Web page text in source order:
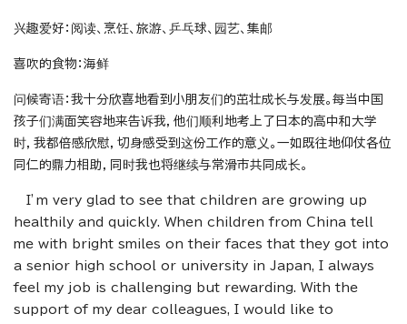
兴趣爱好：阅读、烹饪、旅游、乒乓球、园艺、集邮
喜吹的食物：海鲜
问候寄语：我十分欣喜地看到小朋友们的茁壮成长与发展。每当中国
孩子们满面笑容地来告诉我，他们顺利地考上了日本的高中和大学
时，我都倍感欣慰，切身感受到这份工作的意义。一如既往地仰仗各位
同仁的鼎力相助，同时我也将继续与常滑市共同成长。
I’m very glad to see that children are growing up
healthily and quickly. When children from China tell
me with bright smiles on their faces that they got into
a senior high school or university in Japan, I always
feel my job is challenging but rewarding. With the
support of my dear colleagues, I would like to